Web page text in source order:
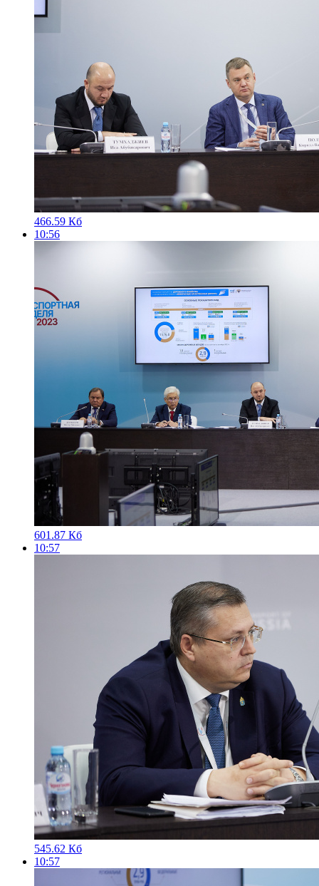
466.59 Кб
10:56
601.87 Кб
10:57
545.62 Кб
10:57